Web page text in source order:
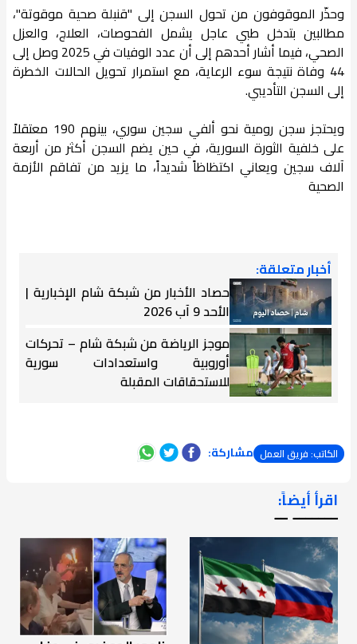
وحذّر الموقوفون من تحول السجن إلى "قنبلة صحية موقوتة"،
مطالبين بتدخل طبي عاجل يشمل الفحوصات، العلاج، والعزل
الصحي، فيما أشار أحدهم إلى أن عدد الوفيات في 2025 وصل إلى
44 وفاة نتيجة سوء الرعاية، مع استمرار تحويل الحالات الخطرة
إلى السجن التأديبي.
ويحتجز سجن رومية نحو ألفي سجين سوري، بينهم 190 معتقلاً
على خلفية الثورة السورية، في حين يضم السجن أكثر من أربعة
آلاف سجين ويعاني اكتظاظاً شديداً، ما يزيد من تفاقم الأزمة
الصحية
أخبار متعلقة:
حصاد الأخبار من شبكة شام الإخبارية |
الأحد 9 آب 2026
موجز الرياضة من شبكة شام – تحركات
أوروبية واستعدادات سورية
للاستحقاقات المقبلة
الكاتب: فريق العمل مشاركة:
اقرأ أيضاً:
ـــــــ ــ